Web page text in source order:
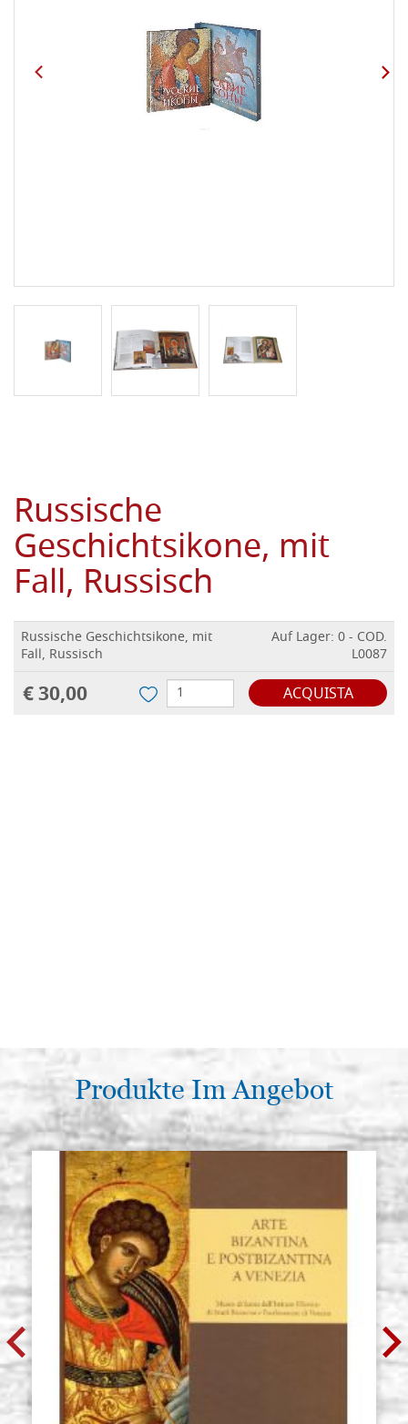
Russische
Geschichtsikone, mit
Fall, Russisch
Russische Geschichtsikone, mit
Fall, Russisch
Auf Lager: 0 - COD.
L0087
€ 30,00 ACQUISTA
Produkte Im Angebot